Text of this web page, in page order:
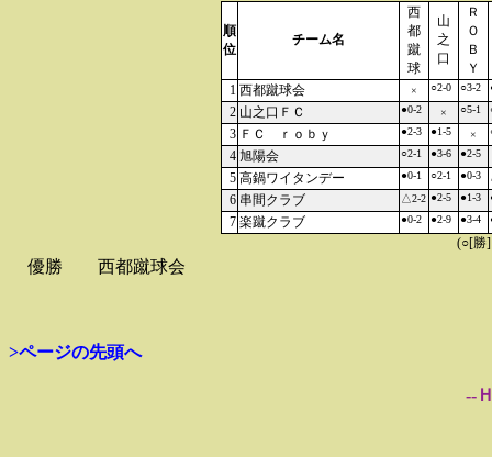
順
位
チーム名
西
都
蹴
球
山
之
口
Ｒ
Ｏ
Ｂ
Ｙ
1 西都蹴球会 × ○2-0 ○3-2
2 山之口ＦＣ ●0-2 × ○5-1
3 ＦＣ ｒｏｂｙ ●2-3 ●1-5 ×
4 旭陽会 ○2-1 ●3-6 ●2-5
5 高鍋ワイタンデー ●0-1 ○2-1 ●0-3
6 串間クラブ △2-2 ●2-5 ●1-3
7 楽蹴クラブ ●0-2 ●2-9 ●3-4
(○[勝
優勝 西都蹴球会
>ページの先頭へ
--